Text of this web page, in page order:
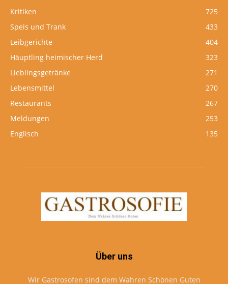
Kritiken
725
Speis und Trank
433
Leibgerichte
404
Häuptling heimischer Herd
323
Lieblingsgetränke
271
Lebensmittel
270
Restaurants
267
Meldungen
253
Englisch
135
Über uns
Wir Gastrosofen sind dem Wahren Schönen Guten